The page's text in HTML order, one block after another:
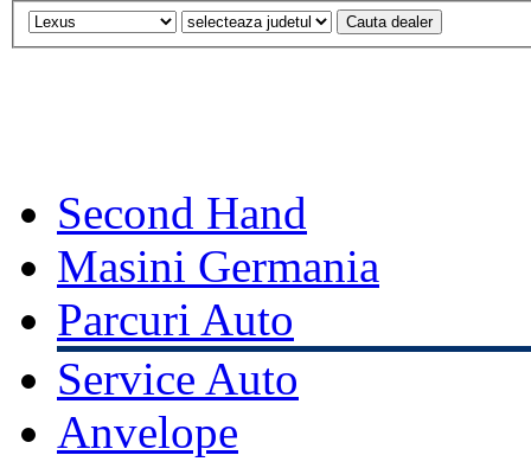
Second Hand
Masini Germania
Parcuri Auto
Service Auto
Anvelope